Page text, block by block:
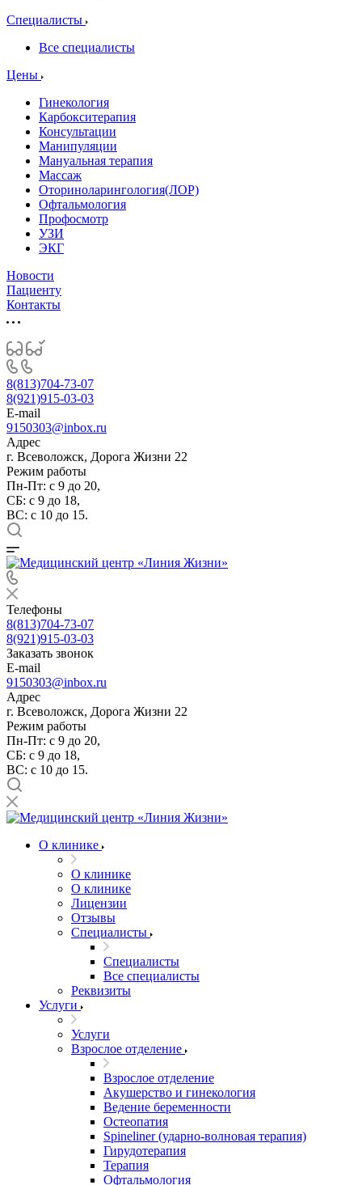
Специалисты
Все специалисты
Цены
Гинекология
Карбокситерапия
Консультации
Манипуляции
Мануальная терапия
Массаж
Оториноларингология(ЛОР)
Офтальмология
Профосмотр
УЗИ
ЭКГ
Новости
Пациенту
Контакты
8(813)704-73-07
8(921)915-03-03
E-mail
9150303@inbox.ru
Адрес
г. Всеволожск, Дорога Жизни 22
Режим работы
Пн-Пт: с 9 до 20,
СБ: с 9 до 18,
ВС: с 10 до 15.
Телефоны
8(813)704-73-07
8(921)915-03-03
Заказать звонок
E-mail
9150303@inbox.ru
Адрес
г. Всеволожск, Дорога Жизни 22
Режим работы
Пн-Пт: с 9 до 20,
СБ: с 9 до 18,
ВС: с 10 до 15.
О клинике
О клинике
О клинике
Лицензии
Отзывы
Специалисты
Специалисты
Все специалисты
Реквизиты
Услуги
Услуги
Взрослое отделение
Взрослое отделение
Акушерство и гинекология
Ведение беременности
Остеопатия
Spineliner (ударно-волновая терапия)
Гирудотерапия
Терапия
Офтальмология